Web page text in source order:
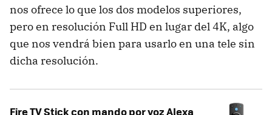
nos ofrece lo que los dos modelos superiores,
pero en resolución Full HD en lugar del 4K, algo
que nos vendrá bien para usarlo en una tele sin
dicha resolución.
Fire TV Stick con mando por voz Alexa